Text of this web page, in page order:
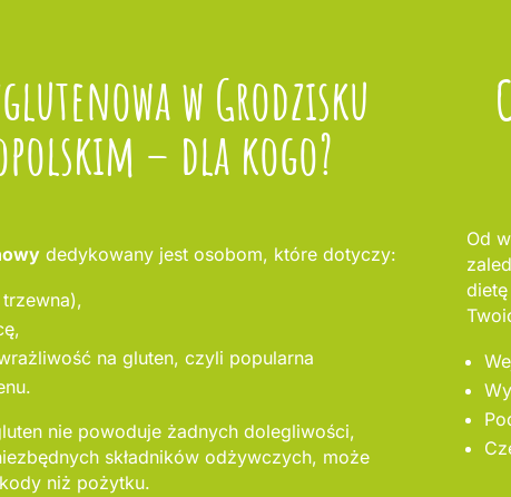
w Grodzisku
– dla kogo?
dedykowany jest osobom, które dotyczy:
na gluten, czyli popularna
nie powoduje żadnych dolegliwości,
składników odżywczych, może
niż pożytku.
Od